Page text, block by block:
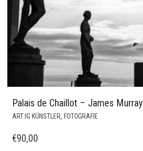
Palais de Chaillot – James Murray
ART:IG KÜNSTLER, FOTOGRAFIE
€90,00